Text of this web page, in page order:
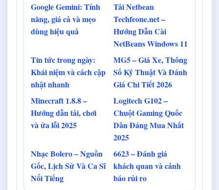
Google Gemini: Tính
năng, giá cả và mẹo
dùng hiệu quả
Tải Netbean
Techfeone.net –
Hướng Dẫn Cài
NetBeans Windows 11
Tin tức trong ngày:
Khái niệm và cách cập
nhật nhanh
MG5 – Giá Xe, Thông
Số Kỹ Thuật Và Đánh
Giá Chi Tiết 2026
Minecraft 1.8.8 –
Hướng dẫn tải, chơi
và ửa lỗi 2025
Logitech G102 –
Chuột Gaming Quốc
Dân Đáng Mua Nhất
2025
Nhạc Bolero – Nguồn
Gốc, Lịch Sử Và Ca Sĩ
Nổi Tiếng
6623 – Đánh giá
khách quan và cảnh
báo rủi ro